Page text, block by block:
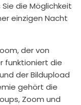
die Möglichkeit
einzigen Nacht
der von
funktioniert die
der Bildupload
gehört die
Zoom und